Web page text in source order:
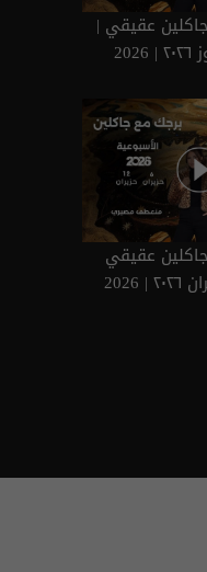
عقيقي |
عقيقي